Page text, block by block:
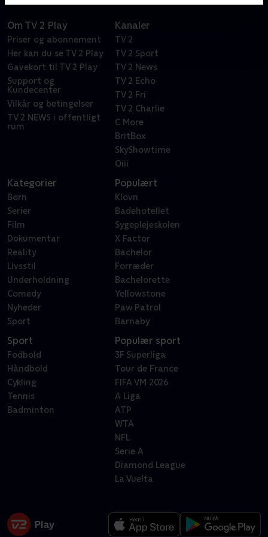
Om TV 2 Play
Priser og abonnement
Her kan du se TV 2 Play
Gavekort til TV 2 Play
Support og
Kundecenter
Vilkår og betingelser
TV 2 NEWS i offentligt
rum
Kanaler
TV 2
TV 2 Sport
TV 2 News
TV 2 Echo
TV 2 Fri
TV 2 Charlie
C More
BritBox
SkyShowtime
Oiii
Kategorier
Børn
Serier
Film
Dokumentar
Reality
Livsstil
Underholdning
Comedy
Nyheder
Sport
Populært
Klovn
Badehotellet
Sygeplejeskolen
X Factor
Bachelor
Forræder
Bachelorette
Yellowstone
Paw Patrol
Barnaby
Sport
Fodbold
Håndbold
Cykling
Tennis
Badminton
Populær sport
3F Superliga
Tour de France
FIFA VM 2026
A Liga
ATP
WTA
NFL
Serie A
Diamond League
La Vuelta